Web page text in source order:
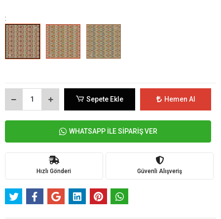
:
Sepete Ekle Hemen Al
WHATSAPP İLE SİPARİŞ VER
Hızlı Gönderi Güvenli Alışveriş